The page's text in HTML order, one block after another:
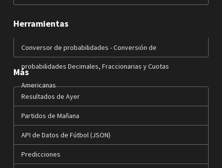
Herramientas
Conversor de probabilidades - Conversión de
probabilidades Decimales, Fraccionarias y Cuotas
Americanas
Más
Resultados de Ayer
Partidos de Mañana
API de Datos de Fútbol (JSON)
Predicciones